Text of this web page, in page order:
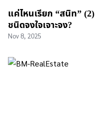
แค่ไหนเรียก “สนิท”
ชนิดจงใจเจาะจง?
Nov 8, 2025